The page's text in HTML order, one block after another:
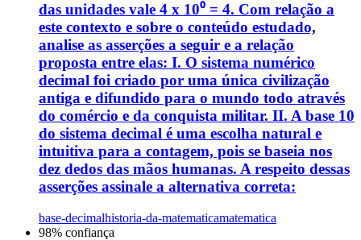
das unidades vale 4 x 10⁰ = 4. Com relação a
este contexto e sobre o conteúdo estudado,
analise as asserções a seguir e a relação
proposta entre elas: I. O sistema numérico
decimal foi criado por uma única civilização
antiga e difundido para o mundo todo através
do comércio e da conquista militar. II. A base 10
do sistema decimal é uma escolha natural e
intuitiva para a contagem, pois se baseia nos
dez dedos das mãos humanas. A respeito dessas
asserções assinale a alternativa correta:
base-decimalhistoria-da-matematicamatematica
98% confiança